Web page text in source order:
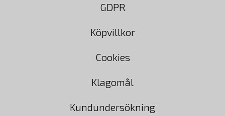
GDPR
Köpvillkor
Cookies
Klagomål
Kundundersökning